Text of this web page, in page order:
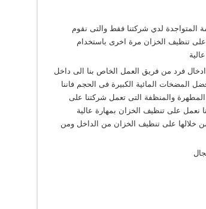
المتواجدة لدي شركتنا فقط والتى نقوم
تنظيف الخزان مرة اخرى باستخدام
فرد من فريق العمل الخاص بنا الى داخل
المضخات المائية الكبيرة فى الحجم فاننا
والمنظفة التى تعمل شركتنا على
نعمل على تنظيف الخزان بمهارة عالية
خلالها على تنظيف الخزان من الداخل ومن